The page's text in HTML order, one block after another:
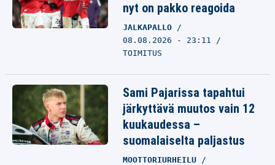
nyt on pakko reagoida
JALKAPALLO
08.08.2026 - 23:11
TOIMITUS
Sami Pajarissa tapahtui
järkyttävä muutos vain 12
kuukaudessa –
suomalaiselta paljastus
MOOTTORIURHEILU